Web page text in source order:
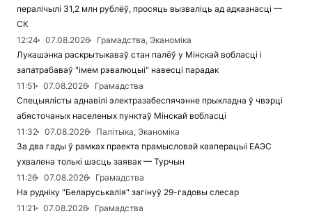
пералічылі 31,2 млн рублёў, просяць вызваліць ад адказнасці —
СК
12:24
07.08.2026
Грамадства, Эканоміка
Лукашэнка раскрытыкаваў стан палёў у Мінскай вобласці і
запатрабаваў "імем рэвалюцыі" навесці парадак
11:51
07.08.2026
Грамадства
Спецыялісты аднавілі электразабеспячэнне прыкладна ў чвэрці
абясточаных населеных пунктаў Мінскай вобласці
11:32
07.08.2026
Палітыка, Эканоміка
За два гады ў рамках праекта прамысловай кааперацыі ЕАЭС
ухвалена толькі шэсць заявак — Турчын
11:26
07.08.2026
Грамадства
На рудніку "Беларуськалія" загінуў 29-гадовы слесар
11:21
07.08.2026
Грамадства